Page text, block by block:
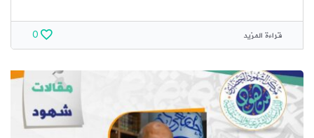
قراءة المزيد 0